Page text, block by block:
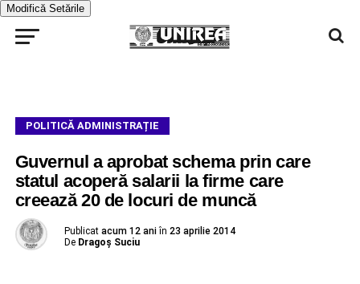
Modifică Setările
POLITICĂ ADMINISTRAȚIE
Guvernul a aprobat schema prin care
statul acoperă salarii la firme care
creează 20 de locuri de muncă
Publicat acum 12 ani în 23 aprilie 2014
De Dragoş Suciu